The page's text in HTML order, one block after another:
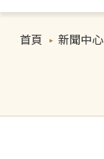
首頁 新聞中心